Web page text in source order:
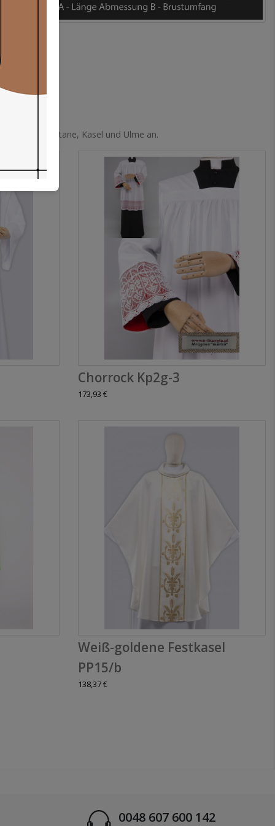
wie Soutane, Kasel und Ulme an.
Chorrock Kp2g-3
173,93 €
Weiß-goldene Festkasel
PP15/b
138,37 €
0048 607 600 142